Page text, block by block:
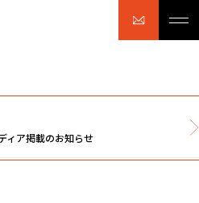
ィア掲載のお知らせ